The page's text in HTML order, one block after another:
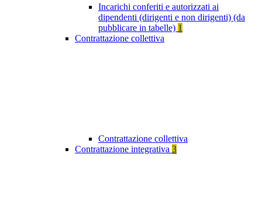
Incarichi conferiti e autorizzati ai
dipendenti (dirigenti e non dirigenti) (da
pubblicare in tabelle) 1
Contrattazione collettiva
Contrattazione collettiva
Contrattazione integrativa 3